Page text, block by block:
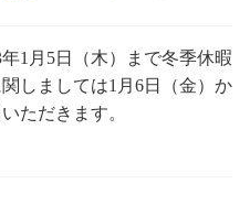
1月5日（木）まで冬季休暇
しましては1月6日（金）か
ただきます。